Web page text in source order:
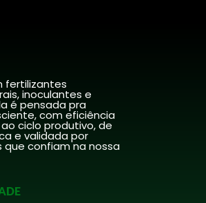
fertilizantes
inoculantes e
é pensada pra
com eficiência
ciclo produtivo, de
e validada por
confiam na nossa